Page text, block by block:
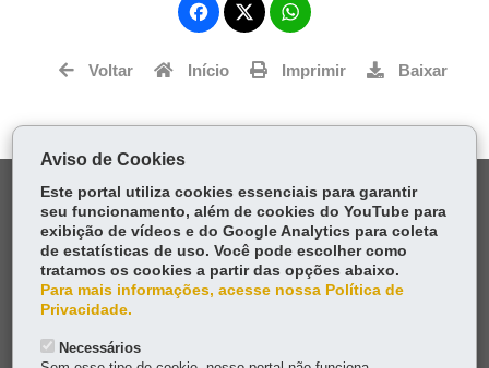
Fa
ce
bo
itt
ts
Voltar Início Imprimir Baixar
MAPA DO SITE
DENUNCIE CORRUPÇÃO
OUVIDORIA
TRANSPARÊNCIA INSTITUCIONAL
Aviso de Cookies
Este portal utiliza cookies essenciais para garantir
seu funcionamento, além de cookies do YouTube para
exibição de vídeos e do Google Analytics para coleta
de estatísticas de uso. Você pode escolher como
tratamos os cookies a partir das opções abaixo.
Para mais informações, acesse nossa Política de
Privacidade.
Necessários